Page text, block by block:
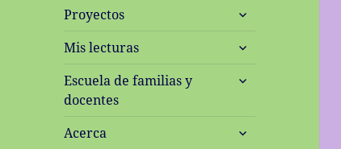
Proyectos
expande
menú
Mis lecturas
expande
menú
Escuela de familias y
docentes
expande
inferior
Acerca
expande